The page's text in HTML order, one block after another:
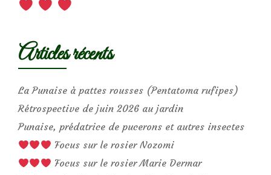
Articles récents
La Punaise à pattes rousses (Pentatoma rufipes)
Rétrospective de juin 2026 au jardin
Punaise, prédatrice de pucerons et autres insectes
Focus sur le rosier Nozomi
Focus sur le rosier Marie Dermar